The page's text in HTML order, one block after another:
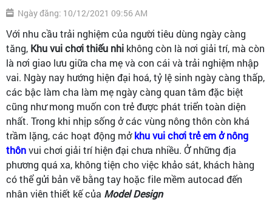
Ngày đăng: 10/12/2021 09:56 AM
Với nhu cầu trải nghiệm của người tiêu dùng ngày càng
tăng, Khu vui chơi thiếu nhi không còn là nơi giải trí, mà còn
là nơi giao lưu giữa cha mẹ và con cái và trải nghiệm nhập
vai. Ngày nay hướng hiện đại hoá, tỷ lệ sinh ngày càng thấp,
các bậc làm cha làm mẹ ngày càng quan tâm đặc biệt
cũng như mong muốn con trẻ được phát triển toàn diện
nhất. Trong khi nhịp sống ở các vùng nông thôn còn khá
trầm lặng, các hoạt động mởkhu vui chơi trẻ em ở nông
thônvui chơi giải trí hiện đại chưa nhiều. Ở những địa
phương quá xa, không tiện cho việc khảo sát, khách hàng
có thể gửi bản vẽ bằng tay hoặc file mềm autocad đến
nhân viên thiết kế của Model Design